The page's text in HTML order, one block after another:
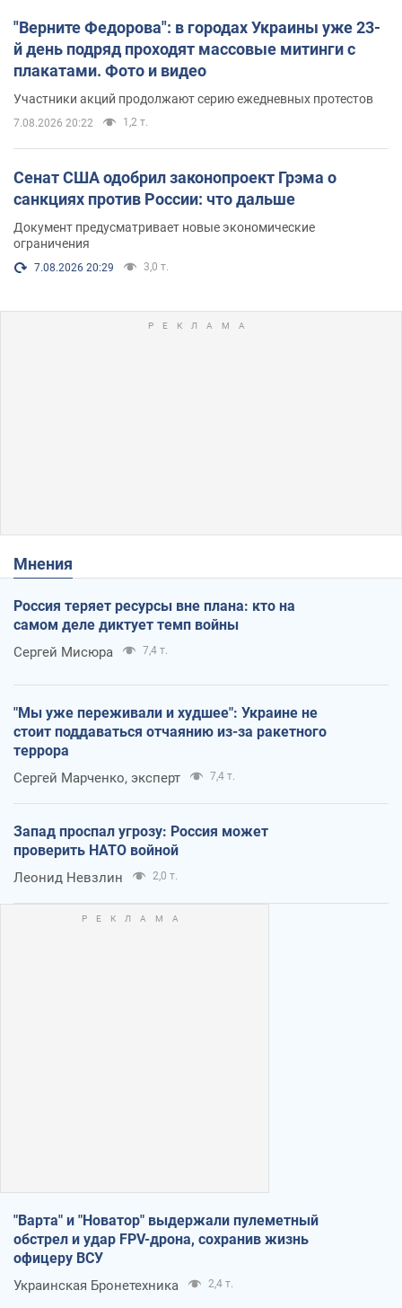
"Верните Федорова": в городах Украины уже 23-
й день подряд проходят массовые митинги с
плакатами. Фото и видео
Участники акций продолжают серию ежедневных протестов
7.08.2026 20:22 1,2 т.
Сенат США одобрил законопроект Грэма о
санкциях против России: что дальше
Документ предусматривает новые экономические
ограничения
7.08.2026 20:29 3,0 т.
Мнения
Россия теряет ресурсы вне плана: кто на
самом деле диктует темп войны
Сергей Мисюра 7,4 т.
"Мы уже переживали и худшее": Украине не
стоит поддаваться отчаянию из-за ракетного
террора
Сергей Марченко, эксперт 7,4 т.
Запад проспал угрозу: Россия может
проверить НАТО войной
Леонид Невзлин 2,0 т.
"Варта" и "Новатор" выдержали пулеметный
обстрел и удар FPV-дрона, сохранив жизнь
офицеру ВСУ
Украинская Бронетехника 2,4 т.